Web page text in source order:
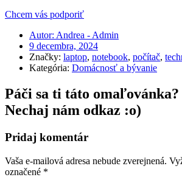
Chcem vás podporiť
Autor: Andrea - Admin
9 decembra, 2024
Značky: laptop, notebook, počítač,
Kategória: Domácnosť a bývanie
Páči sa ti táto omaľovánka?
Nechaj nám odkaz :o)
Pridaj komentár
Vaša e-mailová adresa nebude zverejnená.
označené *